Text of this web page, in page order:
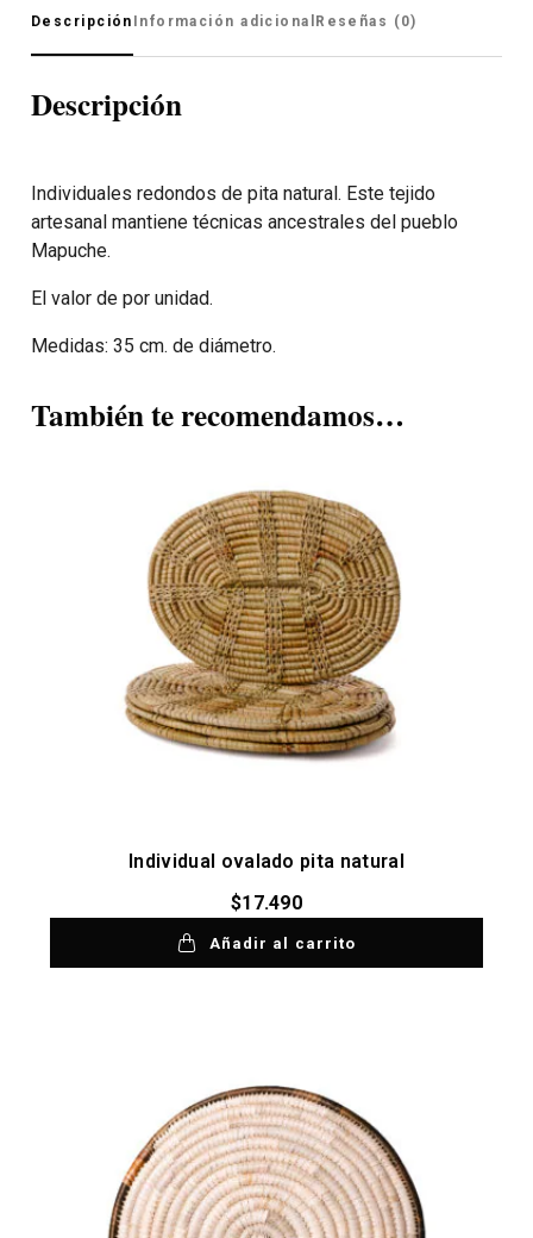
Descripción Información adicional Reseñas (0)
Descripción
Individuales redondos de pita natural. Este tejido
artesanal mantiene técnicas ancestrales del pueblo
Mapuche.
El valor de por unidad.
Medidas: 35 cm. de diámetro.
También te recomendamos…
Individual ovalado pita natural
$17.490
Añadir al carrito